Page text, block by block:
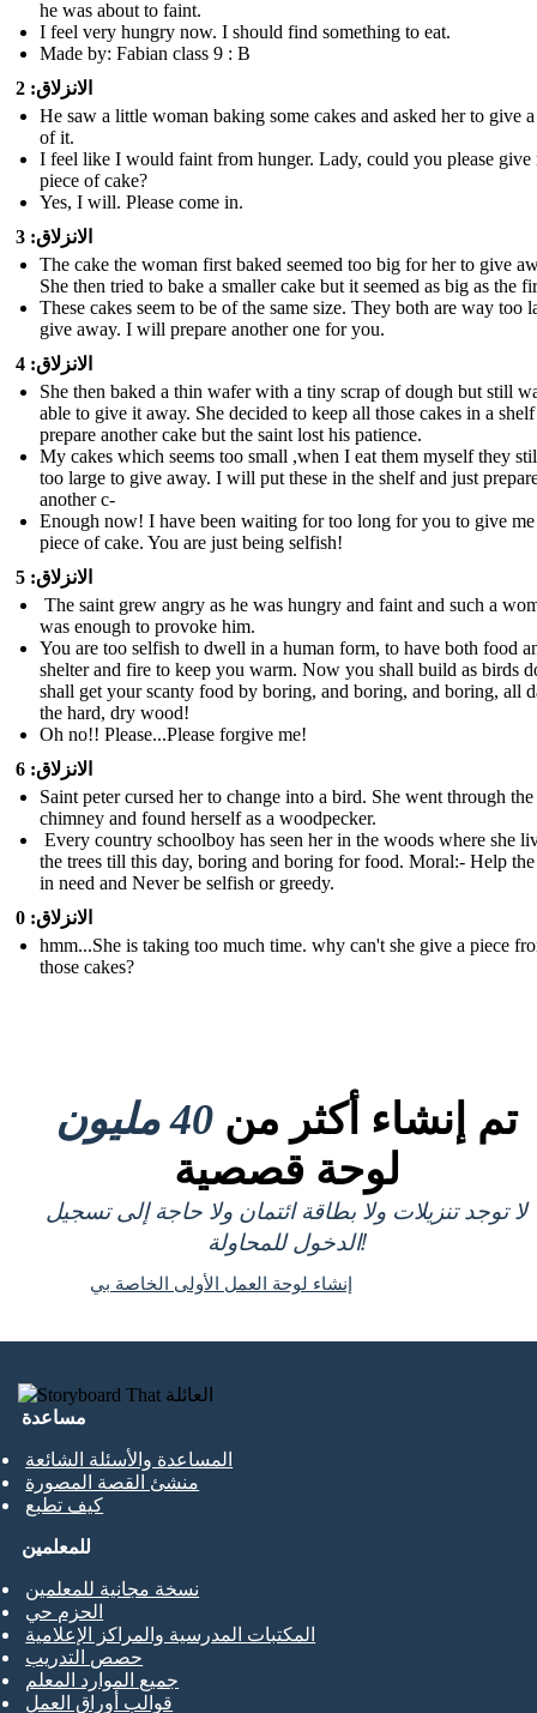
he was about to faint.
I feel very hungry now. I should find something to eat.
Made by: Fabian class 9 : B
الانزلاق: 2
He saw a little woman baking some cakes and asked her to give
of it.
I feel like I would faint from hunger. Lady, could you please give
piece of cake?
Yes, I will. Please come in.
الانزلاق: 3
The cake the woman first baked seemed too big for her to give
She then tried to bake a smaller cake but it seemed as big as the
These cakes seem to be of the same size. They both are way too
give away. I will prepare another one for you.
الانزلاق: 4
She then baked a thin wafer with a tiny scrap of dough but still
able to give it away. She decided to keep all those cakes in a
prepare another cake but the saint lost his patience.
My cakes which seems too small ,when I eat them myself they
too large to give away. I will put these in the shelf and just
another c-
Enough now! I have been waiting for too long for you to give me
piece of cake. You are just being selfish!
الانزلاق: 5
The saint grew angry as he was hungry and faint and such a
was enough to provoke him.
You are too selfish to dwell in a human form, to have both food
shelter and fire to keep you warm. Now you shall build as birds
shall get your scanty food by boring, and boring, and boring, all
the hard, dry wood !
Oh no!! Please...Please forgive me!
الانزلاق: 6
Saint peter cursed her to change into a bird. She went through the
chimney and found herself as a woodpecker.
Every country schoolboy has seen her in the woods where she
the trees till this day, boring and boring for food. Moral:- Help the
in need and Never be selfish or greedy.
الانزلاق: 0
hmm...She is taking too much time. why can't she give a piece
those cakes?
تم إنشاء أكثر من 40 مليون
لوحة قصصية
لا توجد تنزيلات ولا بطاقة ائتمان ولا حاجة إلى تسجيل
الدخول للمحاولة!
إنشاء لوحة العمل الأولى الخاصة بي
مساعدة
المساعدة والأسئلة الشائعة
منشئ القصة المصورة
كيف تطبع
للمعلمين
نسخة مجانية للمعلمين
الحزم حي
المكتبات المدرسية والمراكز الإعلامية
حصص التدريب
جميع الموارد المعلم
قوالب أوراق العمل